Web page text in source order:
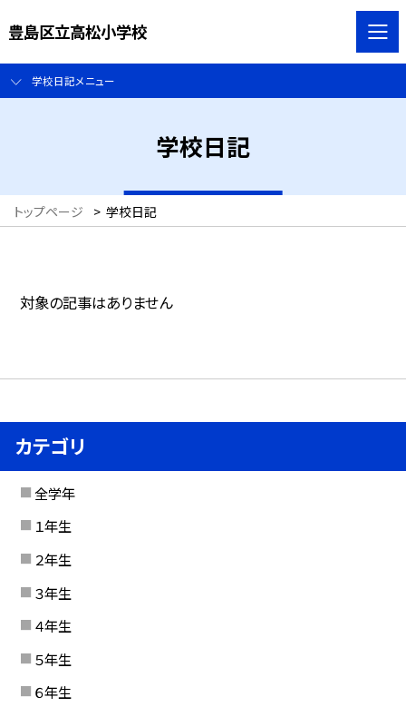
豊島区立高松小学校
学校日記メニュー
学校日記
トップページ > 学校日記
対象の記事はありません
カテゴリ
全学年
１年生
２年生
３年生
４年生
５年生
６年生